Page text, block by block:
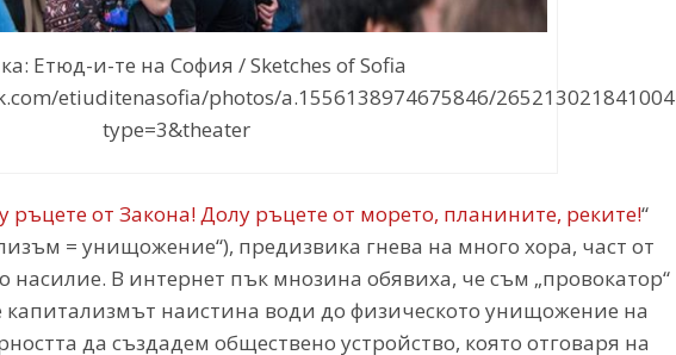
Етюд-и-те на София / Sketches of Sofia
etiuditenasofia/photos/a.1556138974675846/
type=3&theater
ръцете от Закона! Долу ръцете от морето, планините, реките!“
= унищожение“), предизвика гнева на много хора, част от
насилие. В интернет пък мнозина обявиха, че съм „провокатор“
капитализмът наистина води до физическото унищожение на
да създадем обществено устройство, която отговаря на